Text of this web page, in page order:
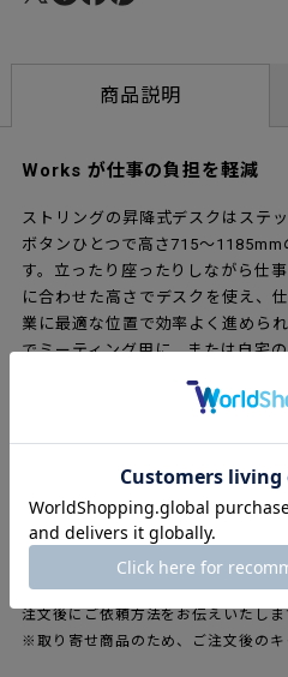
商品説明
Works が仕事の負担を軽減
ストリングの昇降式デスクはステ
ボタンひとつで高さ715～
す。立ったり座ったりしながら仕
に合わせた高さでデスクを使え、
業に最適な位置で効率よく進めら
でミーティング用に、または自宅
っとしたカクテルパーティーを開
【本商品はフレームと天板のセッ
ツ・付属品はオプション（別売）
※開梱費、段ボール等の梱包材の引取
※組立式となり、組立費は別途4950
ご注文時の備考欄・ご要望欄に「組
注文後にご依頼方法をお伝えいたしま
※取り寄せ商品のため、ご注文後のキ